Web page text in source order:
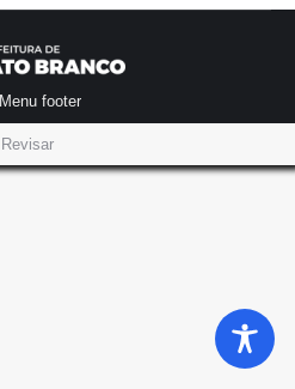
Menu footer
Revisar